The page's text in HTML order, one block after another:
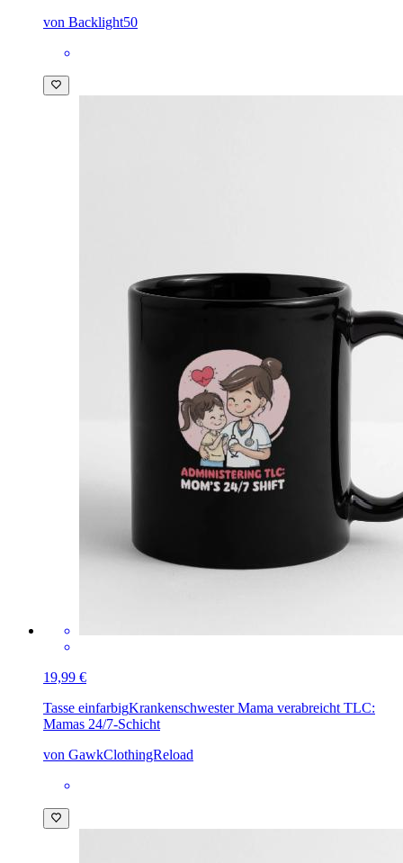
von Backlight50
19,99 €
Tasse einfarbigKrankenschwester Mama verabreicht TLC:
Mamas 24/7-Schicht
von GawkClothingReload